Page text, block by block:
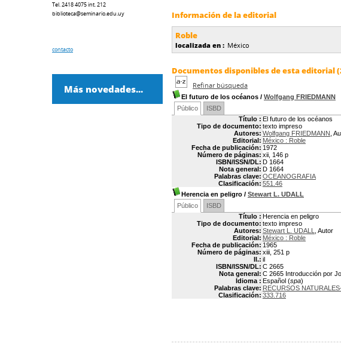
Información de la editorial
Roble
localizada en : México
Documentos disponibles de esta editorial
Refinar búsqueda
El futuro de los océanos / Wolfgang FRIEDMANN
Público
ISBD
Título : El futuro de los océanos
Tipo de documento: texto impreso
Autores: Wolfgang FRIEDMANN ,
Editorial: México : Roble
Fecha de publicación: 1972
Número de páginas: xii, 146 p
ISBN/ISSN/DL: D 1664
Nota general: D 1664
Palabras clave: OCEANOGRAFIA
Clasificación: 551.46
Herencia en peligro / Stewart L. UDALL
Público
ISBD
Título : Herencia en peligro
Tipo de documento: texto impreso
Autores: Stewart L. UDALL
, Autor
Editorial: México : Roble
Fecha de publicación: 1965
Número de páginas: xiii, 251 p
Il.: il
ISBN/ISSN/DL: C 2665
Nota general: C 2665 Introducción por
Idioma : Español (spa)
Palabras clave: RECURSOS
Clasificación: 333.716
Tel. 2418 4075 int. 212
biblioteca@seminario.edu.uy
contacto
Más novedades...